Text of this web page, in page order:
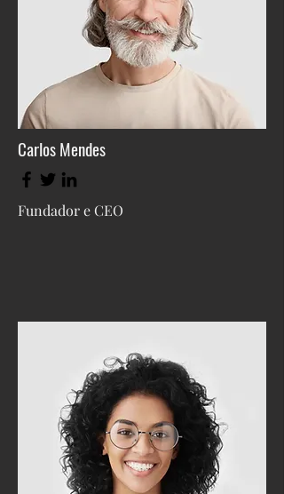
Carlos Mendes
Fundador e CEO